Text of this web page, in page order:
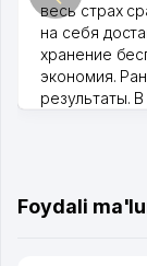
весь страх
на себя
хранение
экономия.
результаты.
Foydali